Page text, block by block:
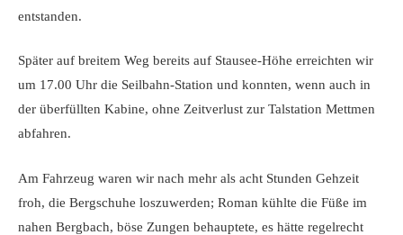
entstanden.
Später auf breitem Weg bereits auf Stausee-Höhe erreichten wir
um 17.00 Uhr die Seilbahn-Station und konnten, wenn auch in
der überfüllten Kabine, ohne Zeitverlust zur Talstation Mettmen
abfahren.
Am Fahrzeug waren wir nach mehr als acht Stunden Gehzeit
froh, die Bergschuhe loszuwerden; Roman kühlte die Füße im
nahen Bergbach, böse Zungen behauptete, es hätte regelrecht